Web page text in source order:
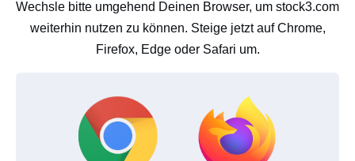
Wechsle bitte umgehend Deinen Browser, um stock3.com
weiterhin nutzen zu können. Steige jetzt auf Chrome,
Firefox, Edge oder Safari um.